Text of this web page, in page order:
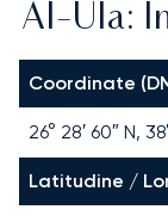
Al-Ula:
Coordinate
26° 28′ 60″ N,
Latitudine /